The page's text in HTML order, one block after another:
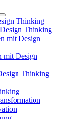
Thinking
Thinking
mit Design
mit Design
Thinking